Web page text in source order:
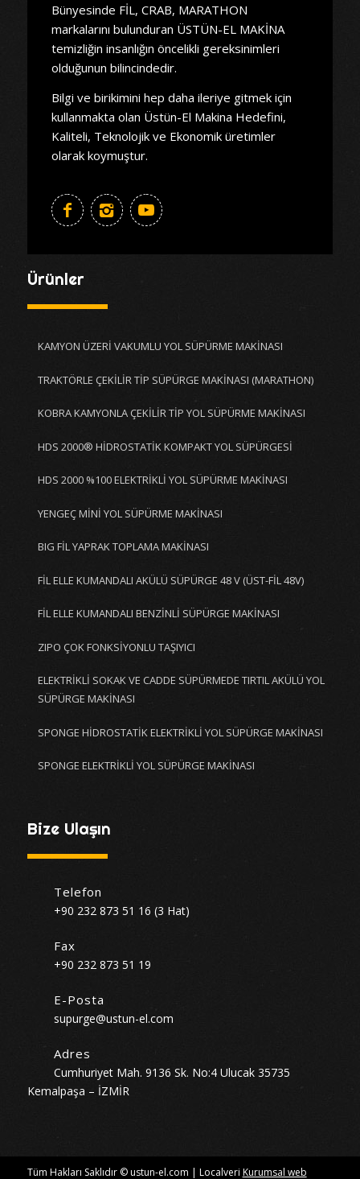
Bünyesinde FİL, CRAB, MARATHON
markalarını bulunduran ÜSTÜN-EL MAKİNA
temizliğin insanlığın öncelikli gereksinimleri
olduğunun bilincindedir.
Bilgi ve birikimini hep daha ileriye gitmek için
kullanmakta olan Üstün-El Makina Hedefini,
Kaliteli, Teknolojik ve Ekonomik üretimler
olarak koymuştur.
Ürünler
KAMYON ÜZERİ VAKUMLU YOL SÜPÜRME MAKİNASI
TRAKTÖRLE ÇEKİLİR TİP SÜPÜRGE MAKİNASI (MARATHON)
KOBRA KAMYONLA ÇEKİLİR TİP YOL SÜPÜRME MAKİNASI
HDS 2000® HİDROSTATİK KOMPAKT YOL SÜPÜRGESİ
HDS 2000 %100 ELEKTRİKLİ YOL SÜPÜRME MAKİNASI
YENGEÇ MİNİ YOL SÜPÜRME MAKİNASI
BIG FİL YAPRAK TOPLAMA MAKİNASI
FİL ELLE KUMANDALI AKÜLÜ SÜPÜRGE 48 V (ÜST-FİL 48V)
FİL ELLE KUMANDALI BENZİNLİ SÜPÜRGE MAKİNASI
ZIPO ÇOK FONKSİYONLU TAŞIYICI
ELEKTRİKLİ SOKAK VE CADDE SÜPÜRMEDE TIRTIL AKÜLÜ YOL
SÜPÜRGE MAKİNASI
SPONGE HİDROSTATİK ELEKTRİKLİ YOL SÜPÜRGE MAKİNASI
SPONGE ELEKTRİKLİ YOL SÜPÜRGE MAKİNASI
Bize Ulaşın
Telefon
+90 232 873 51 16 (3 Hat)
Fax
+90 232 873 51 19
E-Posta
supurge@ustun-el.com
Adres
Cumhuriyet Mah. 9136 Sk. No:4 Ulucak 35735
Kemalpaşa – İZMİR
Tüm Hakları Saklıdır © ustun-el.com | Localveri Kurumsal web